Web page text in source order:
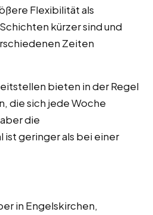
Flexibilität als
kürzer sind und
Zeiten
bieten in der Regel
die sich jede Woche
die
ist geringer als bei einer
in Engelskirchen,